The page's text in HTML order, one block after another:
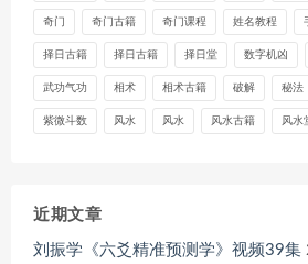
奇门 奇门古籍 奇门课程 姓名教程
择日古籍 择日古籍 择日堂 数字机凶
武功气功 相术 相术古籍 破解 秘法
紫微斗数 风水 风水 风水古籍 风水
近期文章
刘振学《六爻精准预测学》视频39集